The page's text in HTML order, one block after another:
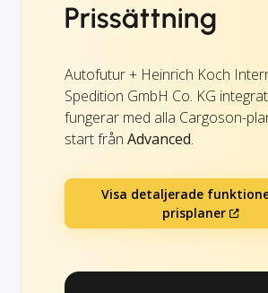
Prissättning
Autofutur + Heinrich Koch
Spedition GmbH Co. KG
fungerar med alla Cargoson-
start från Advanced.
Visa detaljerade
prisplaner